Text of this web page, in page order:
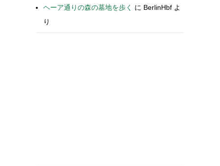
ヘーア通りの森の墓地を歩く
に BerlinHbf よ
り